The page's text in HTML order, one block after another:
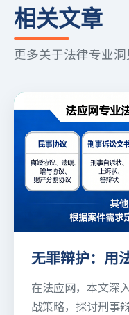
相关文章
更多关于法律专业洞
无罪辩护：用
在法应网，本文深
战策略，探讨刑事